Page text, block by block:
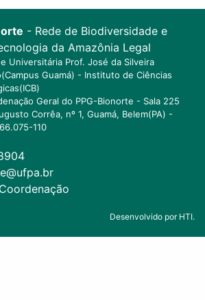
- Rede de Biodiversidade e
da Amazônia Legal
Universitária Prof. José da Silveira
Guamá) - Instituto de Ciências
Geral do PPG-Bionorte - Sala 225
Corrêa, nº 1, Guamá, Belem(PA) -
110
Desenvolvido por HTI.